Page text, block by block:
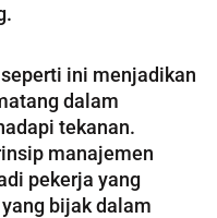
ini menjadikan
dalam
tekanan.
manajemen
pekerja yang
bijak dalam